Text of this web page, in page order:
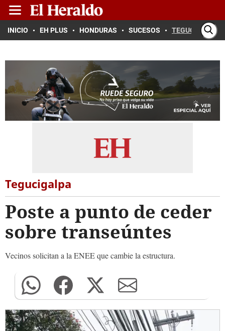
INICIO EH PLUS HONDURAS SUCESOS TEGUCIGALPA
Tegucigalpa
Poste a punto de ceder
sobre transeúntes
Vecinos solicitan a la ENEE que cambie la estructura.